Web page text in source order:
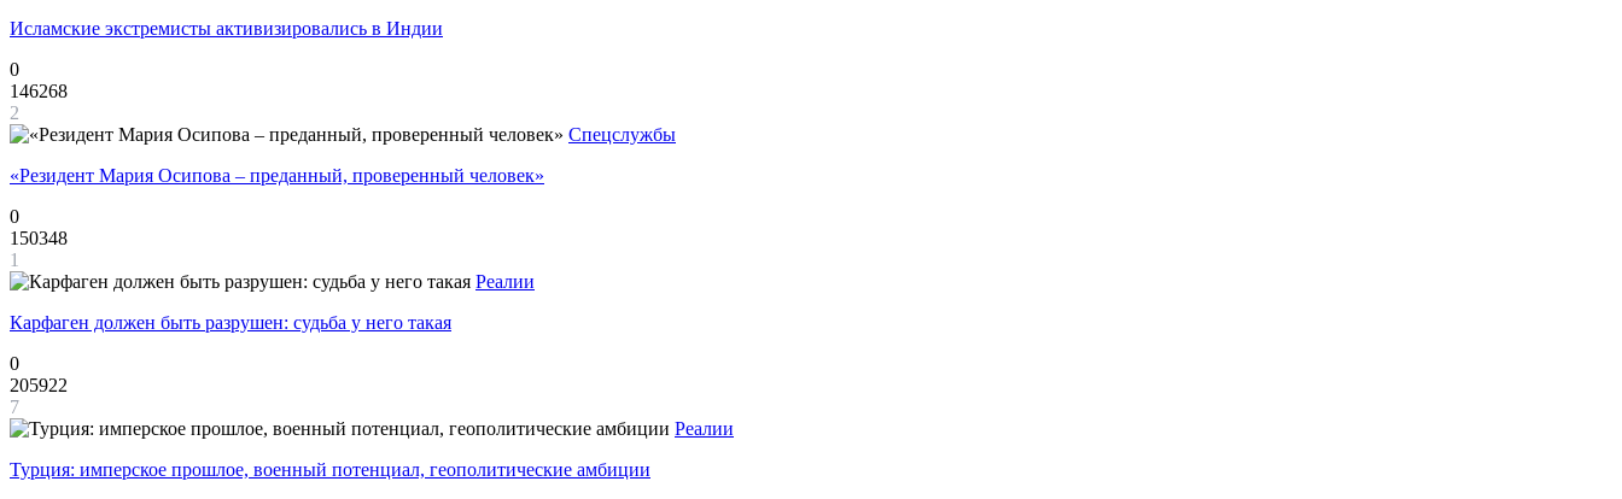
Исламские экстремисты активизировались в Индии
0
146268
2
Спецслужбы
«Резидент Мария Осипова – преданный, проверенный человек»
0
150348
1
Реалии
Карфаген должен быть разрушен: судьба у него такая
0
205922
7
Реалии
Турция: имперское прошлое, военный потенциал, геополитические амбиции